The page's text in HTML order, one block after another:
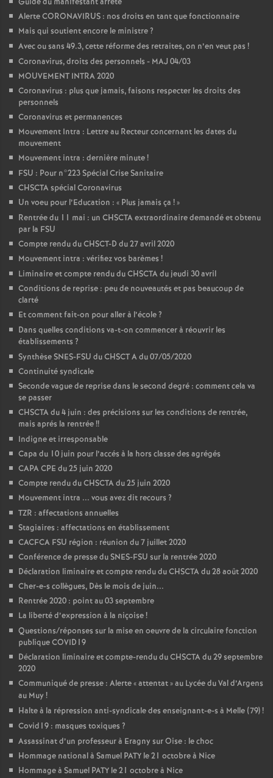
Alerte CORONAVIRUS : nos droits en tant que fonctionnaire
Mais qui soutient encore le ministre?
Avec ou sans 49.3, cette réforme des retraites, on n’en veut pas !
Coronavirus, droits des personnels - MAJ 04/03
MOUVEMENT INTRA 2020
Coronavirus : plus que jamais, faisons respecter les droits des
personnels
Coronavirus et permanences
Mouvement Intra : Lettre au Recteur concernant les dates du
mouvement
Mouvement intra : dernière minute!
FSU : Pour n°223 Spécial Crise Sanitaire
CHSCTA spécial Coronavirus
Un voeu pour l’Education : « Plus jamais ça !»
Rentrée du 11 mai : un CHSCTA extraordinaire demandé et obtenu
par la FSU
Compte rendu du CHSCT-D du 27 avril 2020
Mouvement intra : vérifiez vos barèmes !
Liminaire et compte rendu du CHSCTA du jeudi 30 avril
Conditions de reprise : peu de nouveautés et pas beaucoup de
clarté
Et comment fait-on pour aller à l’école?
Dans quelles conditions va-t-on commencer à réouvrir les
établissements ?
Synthèse SNES-FSU du CHSCT A du 07/05/2020
Continuité syndicale
Seconde vague de reprise dans le second degré : comment cela va
se passer
CHSCTA du 4 juin : des précisions sur les conditions de rentrée,
mais aprés la rentrée!!
Indigne et irresponsable
Capa du 10 juin pour l’accés à la hors classe des agrégés
CAPA CPE du 25 juin 2020
Compte rendu du CHSCTA du 25 juin 2020
Mouvement intra ... vous avez dit recours ?
TZR : affectations annuelles
Stagiaires : affectations en établissement
CACFCA FSU région : réunion du 7 juillet 2020
Conférence de presse du SNES-FSU sur la rentrée 2020
Déclaration liminaire et compte rendu du CHSCTA du 28 août 2020
Cher-e-s collègues, Dès le mois de juin...
Rentrée 2020 : point au 03 septembre
La liberté d’expression à la niçoise!
Questions/réponses sur la mise en oeuvre de la circulaire fonction
publique COVID19
Déclaration liminaire et compte-rendu du CHSCTA du 29 septembre
2020
Communiqué de presse : Alerte «attentat» au Lycée du Val d’Argens
au Muy !
Halte à la répression anti-syndicale des enseignant-e-s à Melle (79)!
Covid19 : masques toxiques ?
Assassinat d’un professeur à Eragny sur Oise : le choc
Hommage national à Samuel PATY le 21 octobre à Nice
Hommage à Samuel PATY le 21 octobre à Nice